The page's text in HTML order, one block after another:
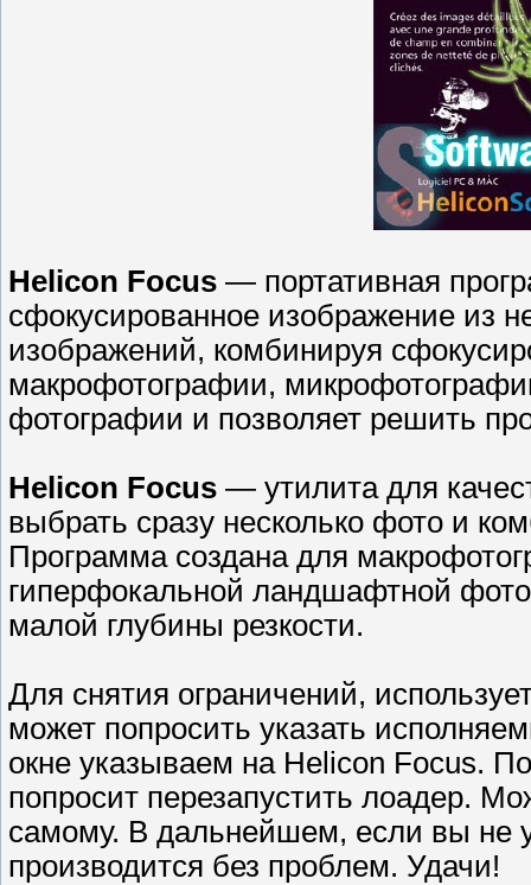
Helicon Focus — портативная
сфокусированное изображение из
изображений, комбинируя
макрофотографии,
фотографии и позволяет решить
Helicon Focus — утилита для
выбрать сразу несколько фото и
Программа создана для
гиперфокальной ландшафтной
малой глубины резкости.
Для снятия ограничений,
может попросить указать
окне указываем на Helicon Focus.
попросит перезапустить лоадер.
самому. В дальнейшем, если вы не
производится без проблем. Удачи!